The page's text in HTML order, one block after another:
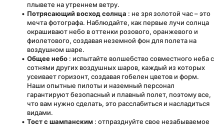
плывете на утреннем ветру.
Потрясающий восход солнца : не зря золотой час – это
мечта фотографа. Наблюдайте, как первые лучи солнца
окрашивают небо в оттенки розового, оранжевого и
фиолетового, создавая неземной фон для полета на
воздушном шаре.
Общее небо : испытайте волшебство совместного неба с
сотнями других воздушных шаров, каждый из которых
усеивает горизонт, создавая гобелен цветов и форм.
Наши опытные пилоты и наземный персонал
гарантируют безопасный и плавный полет, поэтому все,
что вам нужно сделать, это расслабиться и насладиться
видами.
Тост с шампанским : отпразднуйте свое незабываемое